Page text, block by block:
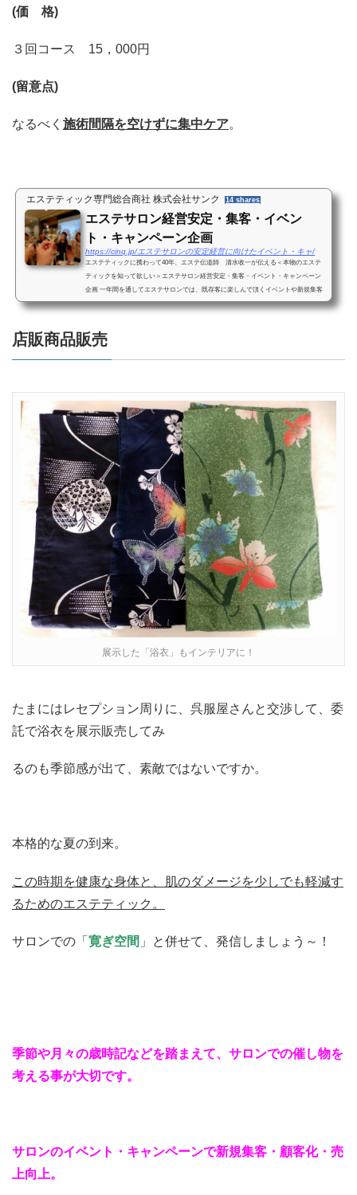
(価 格)
３回コース 15，000円
(留意点)
なるべく 施術間隔を空けずに集中ケア。
エステティック専門総合商社 株式会社サンク 14 shares
エステサロン経営安定・集客・イベン
ト・キャンペーン企画
https://cinq.jp/エステサロンの安定経営に向けたイベント・キャ/
エステティックに携わって40年、エステ伝道師 清水收一が伝える＜本物のエステ
ティックを知って欲しい＞エステサロン経営安定・集客・イベント・キャンペーン
企画 一年間を通してエステサロンでは、既存客に楽しんで頂くイベントや新規集客
キャンペーンを企画...
店販商品販売
展示した「浴衣」もインテリアに！
たまにはレセプション周りに、呉服屋さんと交渉して、委
託で浴衣を展示販売してみ
るのも季節感が出て、素敵ではないですか。
本格的な夏の到来。
この時期を健康な身体と、肌のダメージを少しでも軽減す
るためのエステティック。
サロンでの「 寛ぎ空間 」と併せて、発信しましょう～！
季節や月々の歳時記などを踏まえて、サロンでの催し物を
考える事が大切です。
サロンのイベント・キャンペーンで新規集客・顧客化・売
上向上。